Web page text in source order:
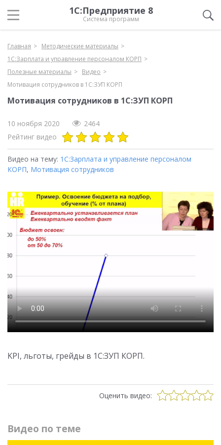
1С:Предприятие 8
Система программ
Главная
Методические материалы
1С:Зарплата и управление персоналом КОРП
Полезные материалы
Видео
Мотивация сотрудников в 1С:ЗУП КОРП
Мотивация сотрудников в 1С:ЗУП КОРП
10 ноября 2020
2464
Рейтинг видео
Видео на тему: 1С:Зарплата и управление персоналом
КОРП, Мотивация сотрудников
KPI, льготы, грейды в 1С:ЗУП КОРП.
Оценить видео:
Видео по теме